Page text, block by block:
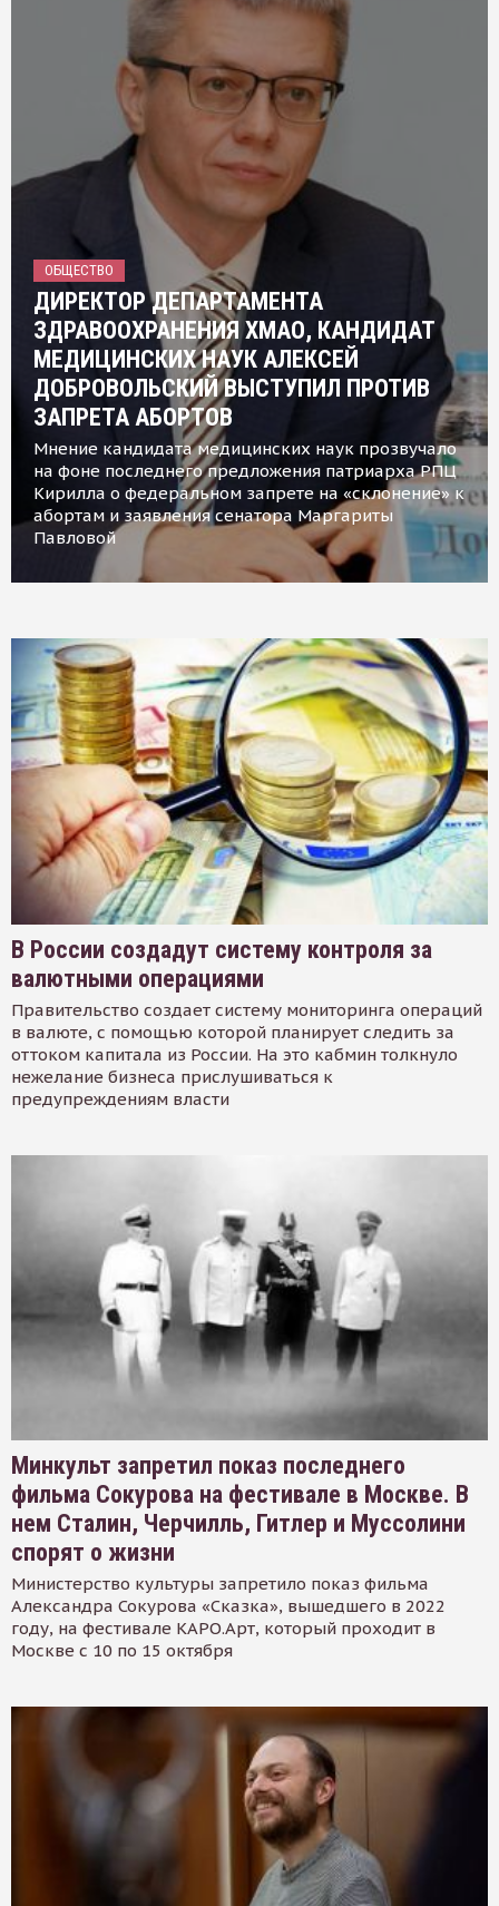
ОБЩЕСТВО
ДИРЕКТОР ДЕПАРТАМЕНТА
ЗДРАВООХРАНЕНИЯ ХМАО, КАНДИДАТ
МЕДИЦИНСКИХ НАУК АЛЕКСЕЙ
ДОБРОВОЛЬСКИЙ ВЫСТУПИЛ ПРОТИВ
ЗАПРЕТА АБОРТОВ
Мнение кандидата медицинских наук прозвучало
на фоне последнего предложения патриарха РПЦ
Кирилла о федеральном запрете на «склонение» к
абортам и заявления сенатора Маргариты
Павловой
В России создадут систему контроля за
валютными операциями
Правительство создает систему мониторинга операций
в валюте, с помощью которой планирует следить за
оттоком капитала из России. На это кабмин толкнуло
нежелание бизнеса прислушиваться к
предупреждениям власти
Минкульт запретил показ последнего
фильма Сокурова на фестивале в Москве. В
нем Сталин, Черчилль, Гитлер и Муссолини
спорят о жизни
Министерство культуры запретило показ фильма
Александра Сокурова «Сказка», вышедшего в 2022
году, на фестивале КАРО.Арт, который проходит в
Москве с 10 по 15 октября